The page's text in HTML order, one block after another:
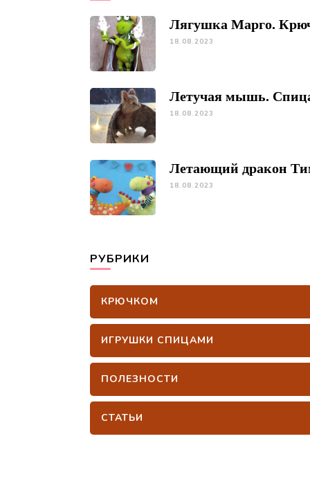
Лягушка Марго.
18.08.2023
Летучая мышь.
18.08.2023
Летающий дракон
18.08.2023
РУБРИКИ
КРЮЧКОМ
ИГРУШКИ СПИЦАМИ
ПОЛЕЗНОСТИ
СТАТЬИ